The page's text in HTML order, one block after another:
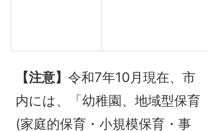
【注意】 令和7年10月現在、市
内には、「幼稚園、地域型保育
(家庭的保育・小規模保育・事